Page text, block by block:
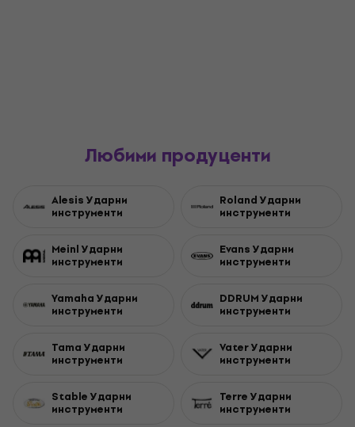
Любими продуценти
Alesis Ударни
инструменти
Roland Ударни
инструменти
Meinl Ударни
инструменти
Evans Ударни
инструменти
Yamaha Ударни
инструменти
DDRUM Ударни
инструменти
Tama Ударни
инструменти
Vater Ударни
инструменти
Stable Ударни
инструменти
Terre Ударни
инструменти